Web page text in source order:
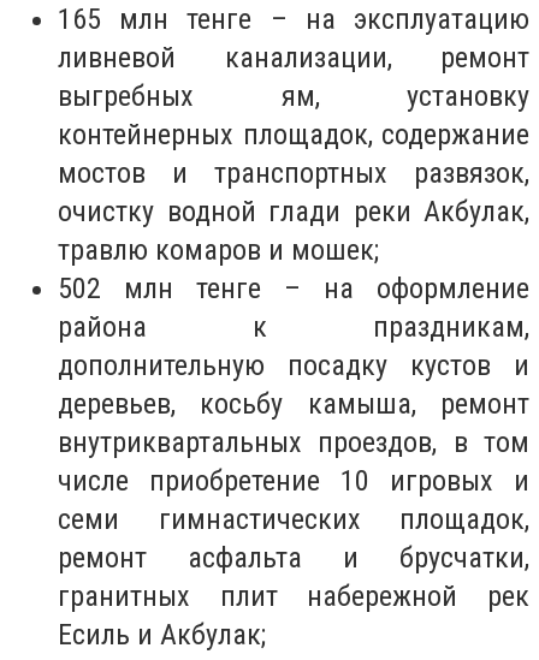
165 млн тенге – на эксплуатацию
ливневой канализации, ремонт
выгребных ям, установку
контейнерных площадок, содержание
мостов и транспортных развязок,
очистку водной глади реки Акбулак,
травлю комаров и мошек;
502 млн тенге – на оформление
района к праздникам,
дополнительную посадку кустов и
деревьев, косьбу камыша, ремонт
внутриквартальных проездов, в том
числе приобретение 10 игровых и
семи гимнастических площадок,
ремонт асфальта и брусчатки,
гранитных плит набережной рек
Есиль и Акбулак;